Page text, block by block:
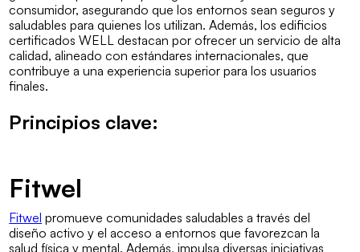
consumidor, asegurando que los entornos sean seguros y
saludables para quienes los utilizan. Además, los edificios
certificados WELL destacan por ofrecer un servicio de alta
calidad, alineado con estándares internacionales, que
contribuye a una experiencia superior para los usuarios
finales.
Principios clave:
Fitwel
Fitwel promueve comunidades saludables a través del
diseño activo y el acceso a entornos que favorezcan la
salud física y mental. Además, impulsa diversas iniciativas